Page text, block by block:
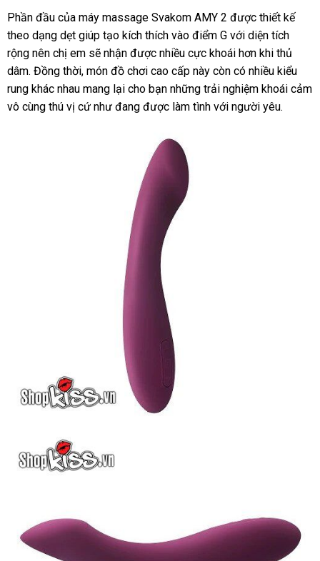
Phần đầu thống
kê
của máy massage Svakom AMY 2 đăng
ký
được thiết kế
theo dạng dẹt giúp tạo kích thích vào điểm G Đài
Loan
với diện tích
rộng nên chị em địa
chỉ
sẽ nhận link
web
được nhiều cực khoái hơn khi thủ
dâmđịa
chỉ
. Đồng thờito
, món đồ chơi cao cấp này còn có nhiều kiểu
rung khác nhau mang lại cho bạn đổi
trả
những trải nghiệm khoái cảm
vô cùng thú vị cứ như đang vệ
được làm tình giá
với người yêu.